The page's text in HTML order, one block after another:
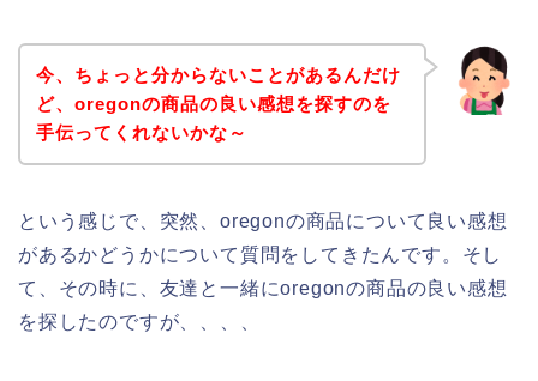
今、ちょっと分からないことがあるんだけ
ど、oregonの商品の良い感想を探すのを
手伝ってくれないかな～
という感じで、突然、oregonの商品について良い感想
があるかどうかについて質問をしてきたんです。そし
て、その時に、友達と一緒にoregonの商品の良い感想
を探したのですが、、、、